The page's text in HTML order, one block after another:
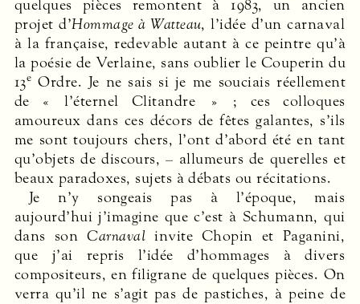
quelques pièces remontent à 1983, un ancien
projet d’­Hommage à Watteau, l’idée d’un carnaval
à la française, rede­vable autant à ce peintre qu’à
la poésie de Verlaine, sans oublier le Couperin du
13e Ordre. Je ne sais si je me souciais réellement
de « l’éternel Clitandre » ; ces ­colloques
amoureux dans ces décors de fêtes ­galantes, s’ils
me sont toujours chers, l’ont d’abord été en tant
qu’objets de discours, – allumeurs de querelles et
beaux paradoxes, sujets à débats ou récitations.
Je n’y songeais pas à l’époque, mais
aujourd’hui j’­imagine que c’est à Schumann, qui
dans sonCarnaval invite Chopin et Paganini,
que j’ai repris l’idée d’­hommages à divers
compositeurs, en filigrane de quelques pièces. On
verra qu’il ne s’agit pas de pastiches, à peine de